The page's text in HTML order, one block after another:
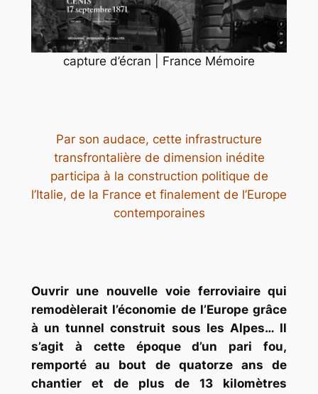
capture d’écran | France Mémoire
Par son audace, cette infrastructure
transfrontalière de dimension inédite
participa à la construction politique de
l’Italie, de la France et finalement de l’Europe
contemporaines
Ouvrir une nouvelle voie ferroviaire qui
remodèlerait l’économie de l’Europe grâce
à un tunnel construit sous les Alpes… Il
s’agit à cette époque d’un pari fou,
remporté au bout de quatorze ans de
chantier et de plus de 13 kilomètres